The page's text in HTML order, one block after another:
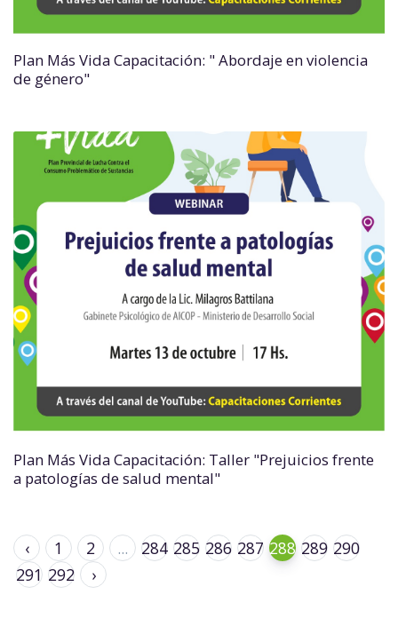
Plan Más Vida Capacitación: " Abordaje en violencia
de género"
Plan Más Vida Capacitación: Taller "Prejuicios frente
a patologías de salud mental"
‹ 1 2 ... 284 285 286 287 288 289 290
291 292 ›